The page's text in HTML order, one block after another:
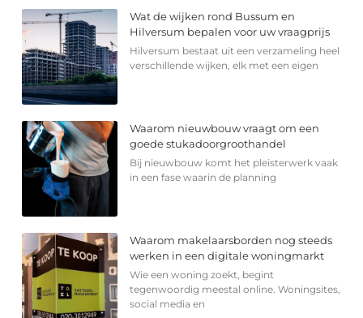
Wat de wijken rond Bussum en
Hilversum bepalen voor uw vraagprijs
Hilversum bestaat uit een verzameling heel
verschillende wijken, elk met een eigen
Waarom nieuwbouw vraagt om een
goede stukadoorgroothandel
Bij nieuwbouw komt het pleisterwerk vaak
in een fase waarin de planning
Waarom makelaarsborden nog steeds
werken in een digitale woningmarkt
Wie een woning zoekt, begint
tegenwoordig meestal online. Woningsites,
social media en